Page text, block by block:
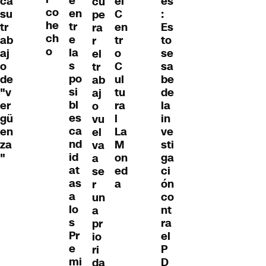
su
tr
ab
aj
o
de
"v
er
gü
en
za
"
co
he
ch
o
en
tr
e
la
s
po
si
bl
es
ca
nd
id
at
as
a
lo
s
Pr
e
mi
pe
ra
r
el
tr
ab
aj
o
vu
el
va
a
se
r
un
a
pr
io
ri
C
en
tr
o
C
ul
tu
ra
l
La
M
on
ed
a
:
Es
to
se
sa
be
de
la
in
ve
sti
ga
ci
ón
co
nt
ra
el
P
D